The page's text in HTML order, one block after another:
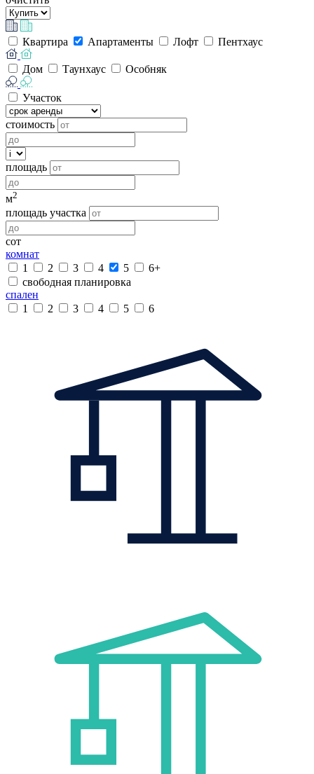
Квартира Апартаменты Лофт Пентхаус
Дом Таунхаус Особняк
Участок
стоимость
площадь
м2
площадь участка
сот
комнат
1
2 3 4 5
6+
свободная планировка
спален
1
2 3 4 5 6